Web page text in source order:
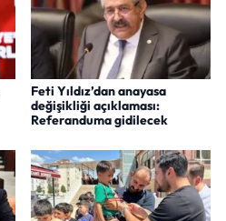
Feti Yıldız’dan anayasa
değişikliği açıklaması:
Referanduma gidilecek